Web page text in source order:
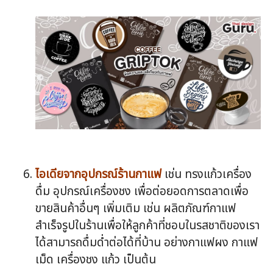
ไอเดียจากอุปกรณ์ร้านกาแฟ เช่น ทรงแก้วเครื่อง
ดื่ม อุปกรณ์เครื่องชง เพื่อต่อยอดการตลาดเพื่อ
ขายสินค้าอื่นๆ เพิ่มเติม เช่น ผลิตภัณฑ์กาแฟ
สำเร็จรูปในร้านเพื่อให้ลูกค้าที่ชอบในรสชาติของเรา
ได้สามารถดื่มด่ำต่อได้ที่บ้าน อย่างกาแฟผง กาแฟ
เม็ด เครื่องชง แก้ว เป็นต้น